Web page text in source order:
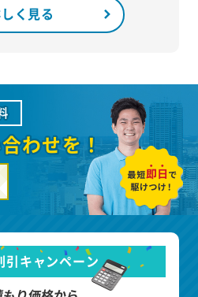
く見る
わせを！
引キャンペーン